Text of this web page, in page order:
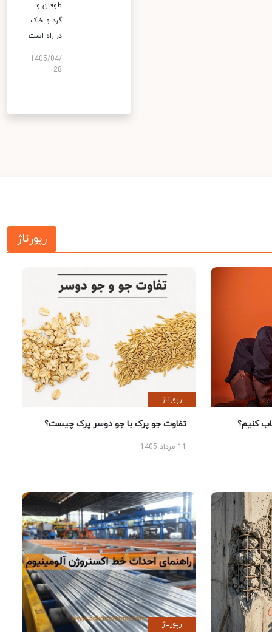
طوفان و
گرد و خاک
در راه است
1405/04/
28
رپورتاژ
کنیم؟
رپورتاژ
تفاوت جو پرک با جو دوسر پرک چیست؟
رپورتاژ